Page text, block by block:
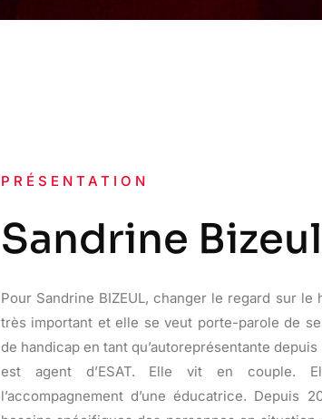
PRÉSENTATION
Sandrine Bizeul
Pour Sandrine BIZEUL, changer le regard sur
très important et elle se veut porte-parole de
de handicap en tant qu’autoreprésentante depuis
est agent d’ESAT. Elle vit en couple.
l’accompagnement d’une éducatrice. Depuis